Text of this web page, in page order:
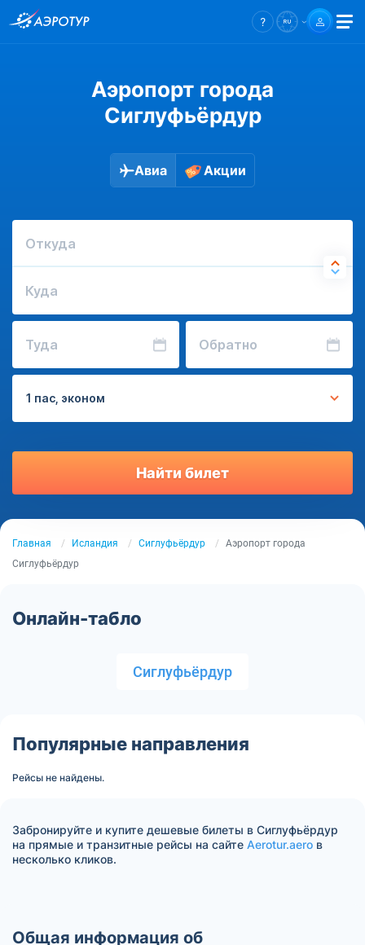
Аэропорт города
Сиглуфьёрдур
Авиа Акции
Откуда
Куда
Туда Обратно
1 пас, эконом
Найти билет
Главная Исландия Сиглуфьёрдур
Аэропорт города
Сиглуфьёрдур
Онлайн-табло
Сиглуфьёрдур
Популярные направления
Рейсы не найдены.
Забронируйте и купите дешевые билеты в Сиглуфьёрдур
на прямые и транзитные рейсы на сайте Aerotur.aero в
несколько кликов.
Общая информация об